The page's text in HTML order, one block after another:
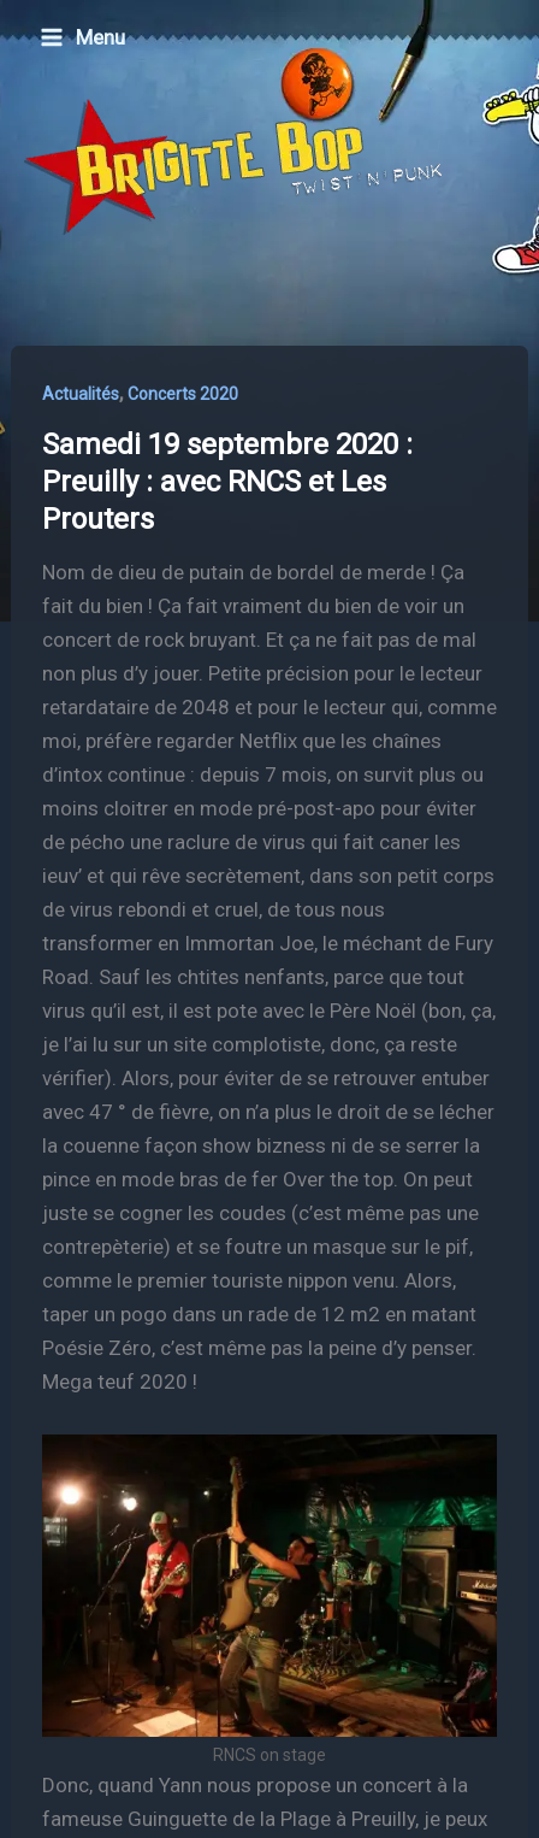
Menu
Actualités, Concerts 2020
Samedi 19 septembre 2020 :
Preuilly : avec RNCS et Les
Prouters
Nom de dieu de putain de bordel de merde ! Ça
fait du bien ! Ça fait vraiment du bien de voir un
concert de rock bruyant. Et ça ne fait pas de mal
non plus d’y jouer. Petite précision pour le lecteur
retardataire de 2048 et pour le lecteur qui, comme
moi, préfère regarder Netflix que les chaînes
d’intox continue : depuis 7 mois, on survit plus ou
moins cloitrer en mode pré-post-apo pour éviter
de pécho une raclure de virus qui fait caner les
ieuv’ et qui rêve secrètement, dans son petit corps
de virus rebondi et cruel, de tous nous
transformer en Immortan Joe, le méchant de Fury
Road. Sauf les chtites nenfants, parce que tout
virus qu’il est, il est pote avec le Père Noël (bon, ça,
je l’ai lu sur un site complotiste, donc, ça reste
vérifier). Alors, pour éviter de se retrouver entuber
avec 47 ° de fièvre, on n’a plus le droit de se lécher
la couenne façon show bizness ni de se serrer la
pince en mode bras de fer Over the top. On peut
juste se cogner les coudes (c’est même pas une
contrepèterie) et se foutre un masque sur le pif,
comme le premier touriste nippon venu. Alors,
taper un pogo dans un rade de 12 m2 en matant
Poésie Zéro, c’est même pas la peine d’y penser.
Mega teuf 2020 !
RNCS on stage
Donc, quand Yann nous propose un concert à la
fameuse Guinguette de la Plage à Preuilly, je peux